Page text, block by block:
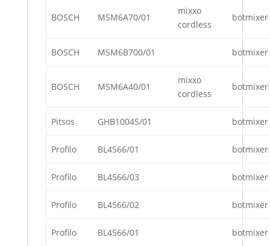
BOSCH MSM6A70/01
mixxo
cordless
botmixer
BOSCH MSM6B700/01 botmixer
BOSCH MSM6A40/01
mixxo
cordless
botmixer
Pitsos GHB1004S/01 botmixer
Profilo BL4566/01 botmixer
Profilo BL4566/03 botmixer
Profilo BL4566/02 botmixer
Profilo BL4566/01 botmixer